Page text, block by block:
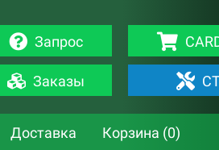
Запрос
Заказы
Доставка Корзина (0)